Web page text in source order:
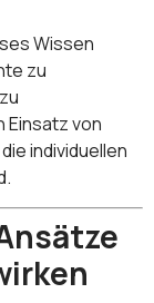
Wissen
zu
Einsatz von
individuellen